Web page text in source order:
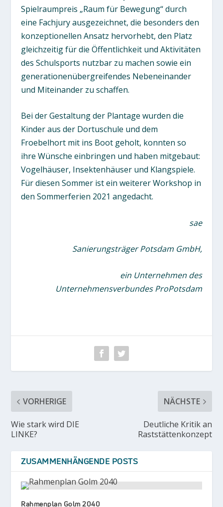
Spielraumpreis „Raum für Bewegung“ durch
eine Fachjury ausgezeichnet, die besonders den
konzeptionellen Ansatz hervorhebt, den Platz
gleichzeitig für die Öffentlichkeit und Aktivitäten
des Schulsports nutzbar zu machen sowie ein
generationenübergreifendes Nebeneinander
und Miteinander zu schaffen.
Bei der Gestaltung der Plantage wurden die
Kinder aus der Dortuschule und dem
Froebelhort mit ins Boot geholt, konnten so
ihre Wünsche einbringen und haben mitgebaut:
Vogelhäuser, Insektenhäuser und Klangspiele.
Für diesen Sommer ist ein weiterer Workshop in
den Sommerferien 2021 angedacht.
sae
Sanierungsträger Potsdam GmbH,
ein Unternehmen des
Unternehmensverbundes ProPotsdam
VORHERIGE
Wie stark wird DIE
LINKE?
NÄCHSTE
Deutliche Kritik an
Raststättenkonzept
ZUSAMMENHÄNGENDE POSTS
Rahmenplan Golm 2040